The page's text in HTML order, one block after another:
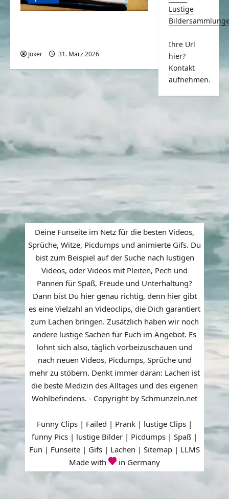
Joker 31. März 2026
Lustige
Ihre Url
hier?
Kontakt
aufnehmen.
Deine Funseite im Netz für die besten Videos,
Sprüche, Witze, Picdumps und animierte Gifs. Du
bist zum Beispiel auf der Suche nach lustigen
Videos, oder Videos mit Pleiten, Pech und
Pannen für Spaß, Freude und Unterhaltung?
Dann bist Du hier genau richtig, denn hier gibt
es eine Vielzahl an Videoclips, die Dich garantiert
zum Lachen bringen. Zusätzlich haben wir noch
andere lustige Sachen für Euch im Angebot. Es
lohnt sich also, täglich vorbeizuschauen und
nach neuen Videos, Picdumps, Sprüche und
mehr zu stöbern. Denkt immer daran: Lachen ist
die beste Medizin des Alltages und des eigenen
Wohlbefindens. - Copyright by Schmunzeln.net
Funny Clips | Failed | Prank | lustige Clips |
funny Pics | lustige Bilder | Picdumps | Spaß |
Fun | Funseite | Gifs | Lachen | Sitemap | LLMS
Made with
in Germany